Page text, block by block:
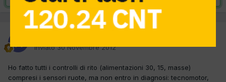
Inviato30 Novembre 2012
Ho fatto tutti i controlli di rito (alimentazioni 30, 15, masse)
compresi i sensori ruote, ma non entro in diagnosi: tecnomotor,